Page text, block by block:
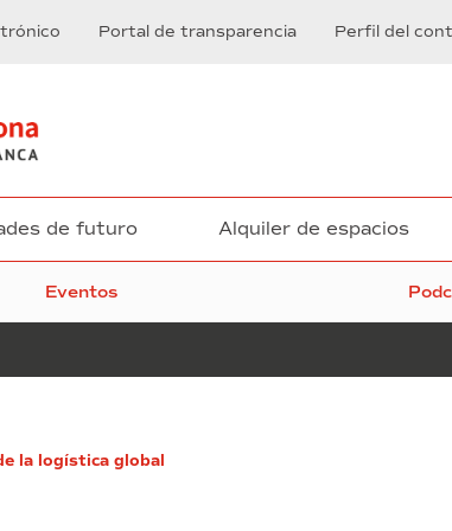
Portal de transparencia Perfil del
de futuro Alquiler de espacios
Eventos
la logística global